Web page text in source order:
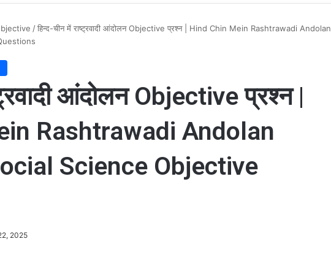
/ हिन्द-चीन में राष्ट्रवादी आंदोलन Objective प्रश्न | Hind Chin Mein Rashtrawadi Andolan
आंदोलन Objective प्रश्न |
Rashtrawadi Andolan
Science Objective
2025